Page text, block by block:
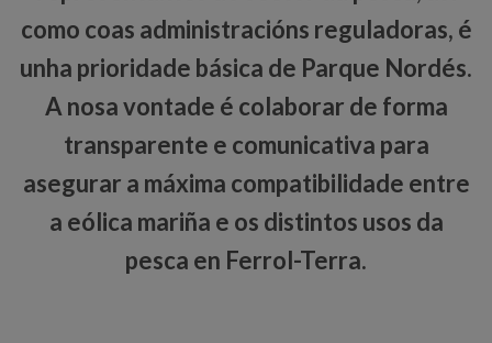
como coas administracións reguladoras, é
unha prioridade básica de Parque Nordés.
A nosa vontade é colaborar de forma
transparente e comunicativa para
asegurar a máxima compatibilidade entre
a eólica mariña e os distintos usos da
pesca en Ferrol-Terra.